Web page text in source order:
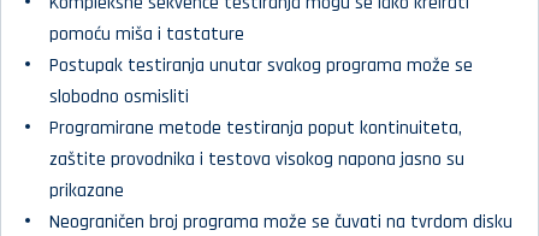
pomoću miša i tastature
Postupak testiranja unutar svakog programa može se
slobodno osmisliti
Programirane metode testiranja poput kontinuiteta,
zaštite provodnika i testova visokog napona jasno su
prikazane
Neograničen broj programa može se čuvati na tvrdom disku